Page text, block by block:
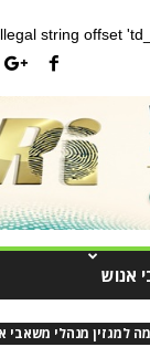
string offset
אנוש
למגזין מנהלי משאבי